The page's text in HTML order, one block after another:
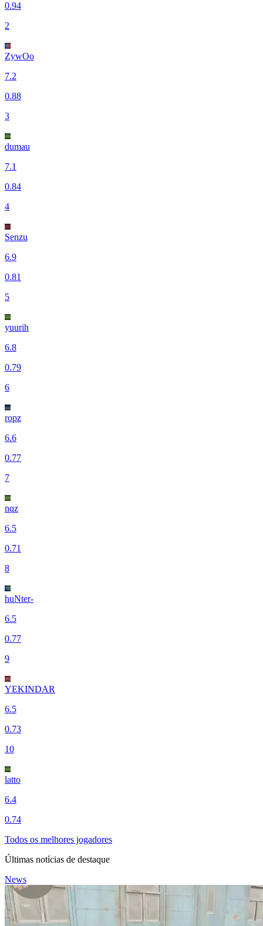
0.94
2
ZywOo
7.2
0.88
3
dumau
7.1
0.84
4
Senzu
6.9
0.81
5
yuurih
6.8
0.79
6
ropz
6.6
0.77
7
nqz
6.5
0.71
8
huNter-
6.5
0.77
9
YEKINDAR
6.5
0.73
10
latto
6.4
0.74
Todos os melhores jogadores
Últimas notícias de destaque
News